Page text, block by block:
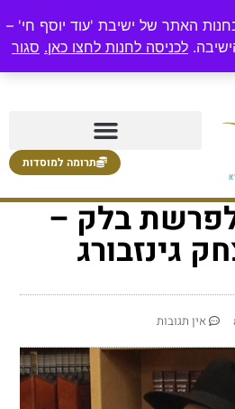
האתר של ישיבת 'עוד יוסף חי' –
לכניסה לחנות לחצו כאן. סגור
תרומה למוסדות
בלק –
גינזבורג
אין תגובות